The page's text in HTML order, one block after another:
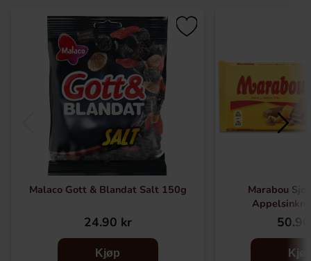
Malaco Gott & Blandat Salt 150g
24.90 kr
Kjøp
Marabou